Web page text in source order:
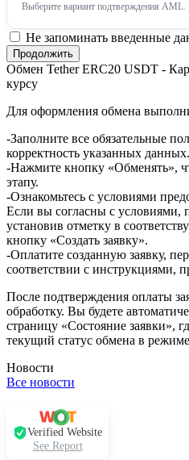
Выберите вариант подтверждения AML.
Не запоминать введенные
Обмен Tether ERC20 USDT -
курсу
Для оформления обмена
-Заполните все обязательные
корректность указанных данных.
-Нажмите кнопку «Обменять»,
этапу.
-Ознакомьтесь с условиями
Если вы согласны с условиями,
установив отметку в
кнопку «Создать заявку».
-Оплатите созданную заявку,
соответствии с инструкциями,
После подтверждения оплаты
обработку. Вы будете
страницу «Состояние заявки»,
текущий статус обмена в
Новости
Все новости
Verified Website
See Report